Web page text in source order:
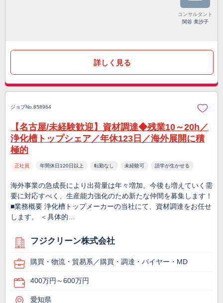
コンサルタント
関谷 美沙子
詳しく見る
ジョブNo.858964
【名古屋/未経験歓迎】資材調達◆残業10～20h／
浄化槽トップシェア／年休123日／海外展開に積
極的
正社員 年間休日120日以上 転勤なし 未経験可 語学が生かせる
海外事業の急成長により出荷量は年々増加。今後も増えていく需
要に対応すべく、生産能力強化のため新たな仲間を募集します！
■業務概要 浄化槽トップメーカーの当社にて、資材調達をお任せ
します。 ＜具体的…
フジクリーン株式会社
購買・物流・貿易系／購買・調達・バイヤー・MD
400万円～600万円
愛知県